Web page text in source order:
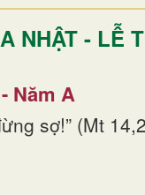
NHẬT - LỄ
Năm A
sợ!” (Mt